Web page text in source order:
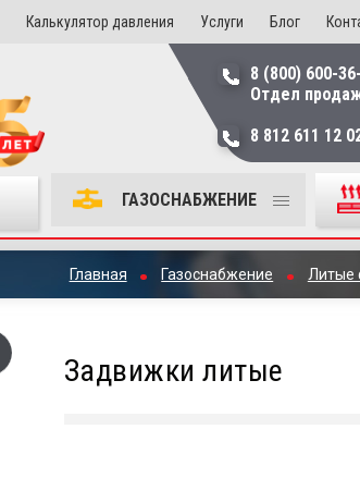
Калькулятор давления Услуги Блог
8 (800) 600-
Отдел
8 812 611 12
ГАЗОСНАБЖЕНИЕ
Главная Газоснабжение Литые
Задвижки литые